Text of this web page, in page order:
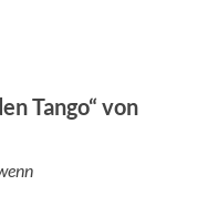
Tango“ von